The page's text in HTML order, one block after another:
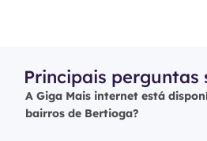
Principais perguntas
A Giga Mais internet está
bairros de Bertioga?